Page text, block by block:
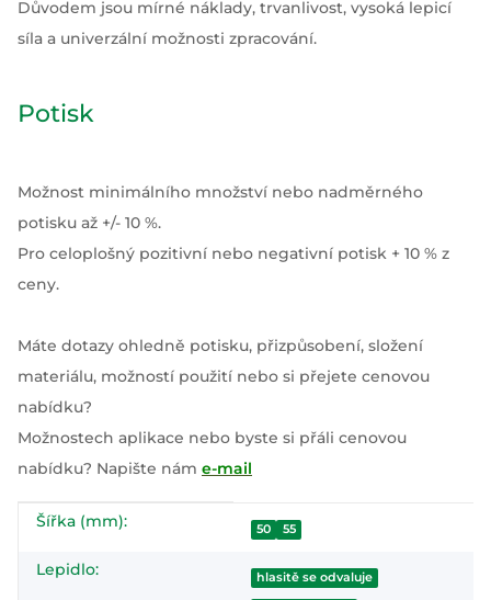
Důvodem jsou mírné náklady, trvanlivost, vysoká lepicí
síla a univerzální možnosti zpracování.
Potisk
Možnost minimálního množství nebo nadměrného
potisku až +/- 10 %.
Pro celoplošný pozitivní nebo negativní potisk + 10 % z
ceny.
Máte dotazy ohledně potisku, přizpůsobení, složení
materiálu, možností použití nebo si přejete cenovou
nabídku?
Možnostech aplikace nebo byste si přáli cenovou
nabídku? Napište nám e-mail
#productDetails.itemInformation#
#productDetails.itemValue#
Šířka (mm): 50 55
Lepidlo: hlasitě se odvaluje